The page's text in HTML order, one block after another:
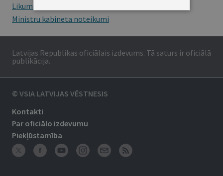
Likumi
Ministru kabineta noteikumi
Latvijas Republikas oficiālais izdevums. Tā saturs ir oficiālā
publikācija.
© VSIA LATVIJAS VĒSTNESIS
Kontakti
Par oficiālo izdevumu
Piekļūstamība